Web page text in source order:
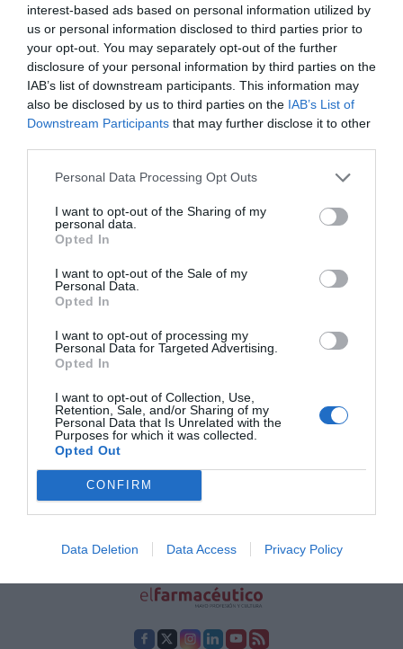
interest-based ads based on personal information utilized by
us or personal information disclosed to third parties prior to
your opt-out. You may separately opt-out of the further
disclosure of your personal information by third parties on the
IAB’s list of downstream participants. This information may
also be disclosed by us to third parties on the IAB’s List of
Downstream Participants that may further disclose it to other
Personal Data Processing Opt Outs
I want to opt-out of the Sharing of my
personal data.
Opted In
I want to opt-out of the Sale of my
Personal Data.
Opted In
I want to opt-out of processing my
Personal Data for Targeted Advertising.
Opted In
I want to opt-out of Collection, Use,
Retention, Sale, and/or Sharing of my
Personal Data that Is Unrelated with the
Purposes for which it was collected.
Opted Out
CONFIRM
Data Deletion Data Access Privacy Policy
Abordaje de los procesos catarrales
Salud
Nerea Escudero Hernando
01/11/2023
Noticias y novedades Redacción
13/10/2011
Según el «Estudio sobre Resfriado realizado entre población general y
farmacéuticos» llevado a cabo por Cinfa, el 89% de los españoles se
resfría una o dos veces al año. Además, las infecciones del tracto
respiratorio son uno de los cinco diagnósticos más frecuentes en las
visitas de atención médica ambulatoria y constituyen la principal
causa del absentismo laboral y escolar.
Lo más leído
Nueva edición de Kardia Select para titulares de
farmacia: claves para decidir con criterio
La farmacia, un apoyo esencial en el cuidado infantil
Récord de comunicaciones para el 24 Congreso Nacional
Farmacéutico de Oviedo